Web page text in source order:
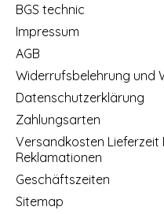
BGS technic
Impressum
AGB
Widerrufsbelehrung und
Datenschutzerklärung
Zahlungsarten
Versandkosten Lieferzeit
Reklamationen
Geschäftszeiten
Sitemap